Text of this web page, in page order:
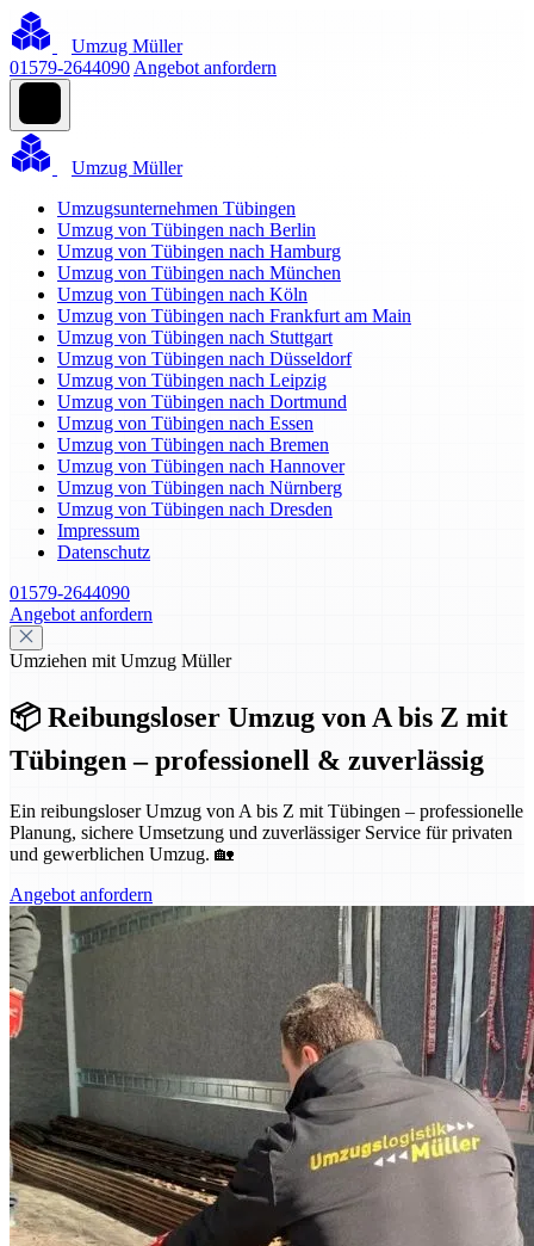
Umzug Müller
01579-2644090 Angebot anfordern
Umzug Müller
Umzugsunternehmen Tübingen
Umzug von Tübingen nach Berlin
Umzug von Tübingen nach Hamburg
Umzug von Tübingen nach München
Umzug von Tübingen nach Köln
Umzug von Tübingen nach Frankfurt am Main
Umzug von Tübingen nach Stuttgart
Umzug von Tübingen nach Düsseldorf
Umzug von Tübingen nach Leipzig
Umzug von Tübingen nach Dortmund
Umzug von Tübingen nach Essen
Umzug von Tübingen nach Bremen
Umzug von Tübingen nach Hannover
Umzug von Tübingen nach Nürnberg
Umzug von Tübingen nach Dresden
Impressum
Datenschutz
01579-2644090
Angebot anfordern
Umziehen mit Umzug Müller
📦 Reibungsloser Umzug von A bis Z mit
Tübingen – professionell & zuverlässig
Ein reibungsloser Umzug von A bis Z mit Tübingen – professionelle
Planung, sichere Umsetzung und zuverlässiger Service für privaten
und gewerblichen Umzug. 🏡
Angebot anfordern